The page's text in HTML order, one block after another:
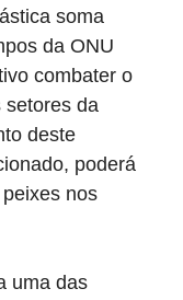
soma
da ONU
combater o
setores da
deste
poderá
nos
uma das